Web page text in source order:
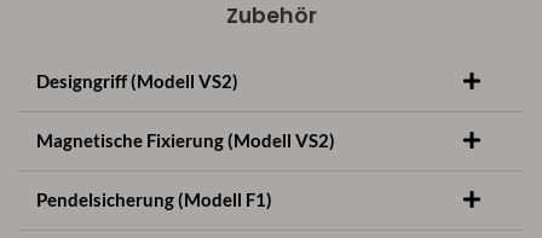
Zubehör
Designgriff (Modell VS2)
Magnetische Fixierung (Modell VS2)
Pendelsicherung (Modell F1)